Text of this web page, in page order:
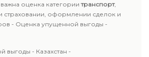
оценка категориитранспорт,
страховании, оформлении сделок и
- Оценка упущенной выгоды -
выгоды - Казахстан -